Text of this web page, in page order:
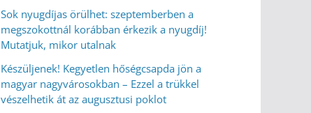
Sok nyugdíjas örülhet: szeptemberben a
megszokottnál korábban érkezik a nyugdíj!
Mutatjuk, mikor utalnak
Készüljenek! Kegyetlen hőségcsapda jön a
magyar nagyvárosokban – Ezzel a trükkel
vészelhetik át az augusztusi poklot